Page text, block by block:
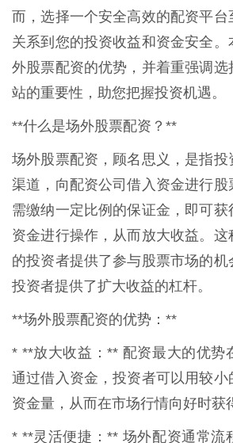
而，选择一个安全高效的配资平
关系到您的投资收益和资金安全。
外股票配资的优势，并着重强调选
站的重要性，助您把握投资机遇。
**什么是场外股票配资？**
场外股票配资，顾名思义，是指
渠道，向配资公司借入资金进行股
需缴纳一定比例的保证金，即可获
资金进行操作，从而放大收益。这
的投资者提供了参与股票市场的机
投资者提供了扩大收益的杠杆。
**场外股票配资的优势：**
* **放大收益：** 配资最大的优势
通过借入资金，投资者可以用较小
资金量，从而在市场行情向好时获
* **灵活便捷：** 场外配资通常流